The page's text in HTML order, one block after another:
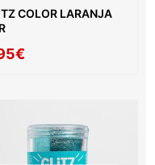
COLOR LARANJA